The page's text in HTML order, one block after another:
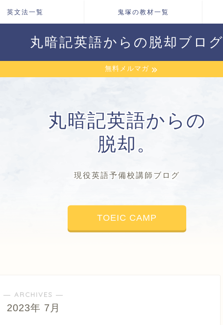
英文法一覧 鬼塚の教材一覧
丸暗記英語からの脱却ブログ
無料メルマガ
丸暗記英語からの
脱却。
現役英語予備校講師ブログ
TOEIC CAMP
― ARCHIVES ―
2023年 7月